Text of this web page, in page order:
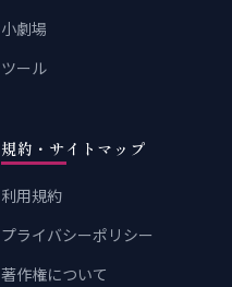
小劇場
ツール
規約・サイトマップ
利用規約
プライバシーポリシー
著作権について